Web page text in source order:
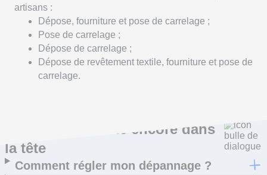
artisans :
Dépose, fourniture et pose de carrelage ;
Pose de carrelage ;
Dépose de carrelage ;
Dépose de revêtement textile, fourniture et pose de
carrelage.
Ce qui vous trotte encore dans
la tête
Comment régler mon dépannage ?